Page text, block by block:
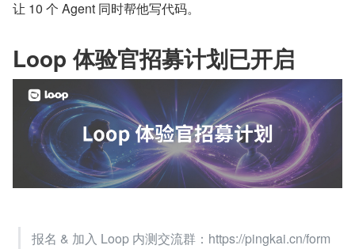
让 10 个 Agent 同时帮他写代码。
Loop 体验官招募计划已开启
报名 & 加入 Loop 内测交流群：https://pingkai.cn/form